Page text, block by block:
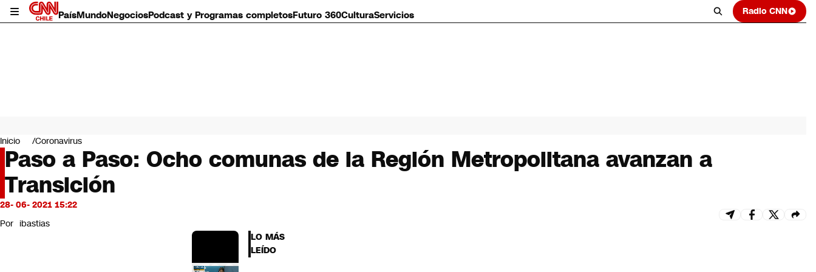
PaísMundoNegociosPodcast y Programas completosFuturo 360CulturaServicios Radio CNN
Mundo
Negocios
Deportes
Programas completos
Cultura
Servicios
Bits
CNN Data
Inicio Coronavirus
Paso a Paso: Ocho comunas de la Región Metropolitana avanzan a
Transición
28- 06- 2021 15:22
Por ibastias
LO MÁS
LEÍDO